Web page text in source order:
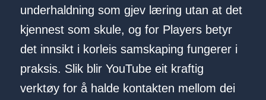
underhaldning som gjev læring utan at det
kjennest som skule, og for Players betyr
det innsikt i korleis samskaping fungerer i
praksis. Slik blir YouTube eit kraftig
verktøy for å halde kontakten mellom dei